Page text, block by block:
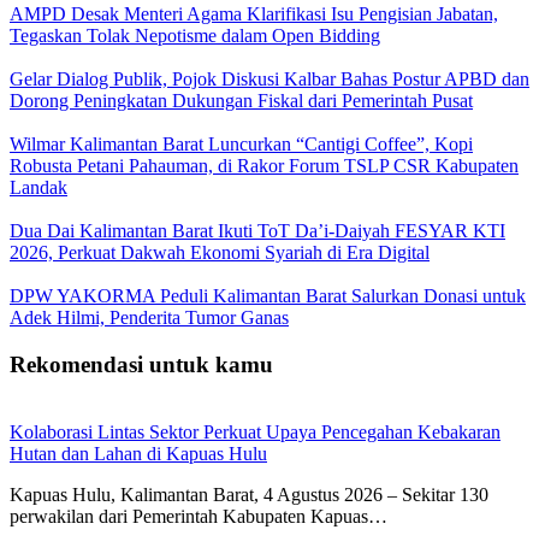
AMPD Desak Menteri Agama Klarifikasi Isu Pengisian Jabatan,
Tegaskan Tolak Nepotisme dalam Open Bidding
Gelar Dialog Publik, Pojok Diskusi Kalbar Bahas Postur APBD dan
Dorong Peningkatan Dukungan Fiskal dari Pemerintah Pusat
Wilmar Kalimantan Barat Luncurkan “Cantigi Coffee”, Kopi
Robusta Petani Pahauman, di Rakor Forum TSLP CSR Kabupaten
Landak
Dua Dai Kalimantan Barat Ikuti ToT Da’i-Daiyah FESYAR KTI
2026, Perkuat Dakwah Ekonomi Syariah di Era Digital
DPW YAKORMA Peduli Kalimantan Barat Salurkan Donasi untuk
Adek Hilmi, Penderita Tumor Ganas
Rekomendasi untuk kamu
Kolaborasi Lintas Sektor Perkuat Upaya Pencegahan Kebakaran
Hutan dan Lahan di Kapuas Hulu
Kapuas Hulu, Kalimantan Barat, 4 Agustus 2026 – Sekitar 130
perwakilan dari Pemerintah Kabupaten Kapuas…